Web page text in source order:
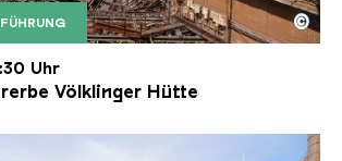
der Völklinger Hütte mit
Völklinger Hütte | Karl
©
Uhr
Völklinger Hütte